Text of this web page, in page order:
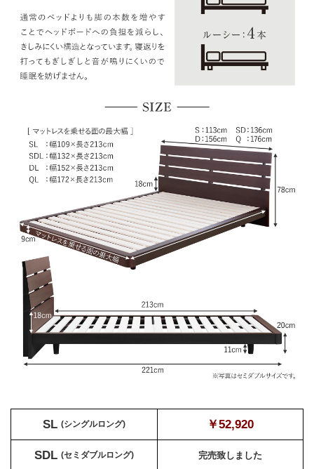
SL (シングルロング) ￥52,920
SDL (セミダブルロング) 完売致しました